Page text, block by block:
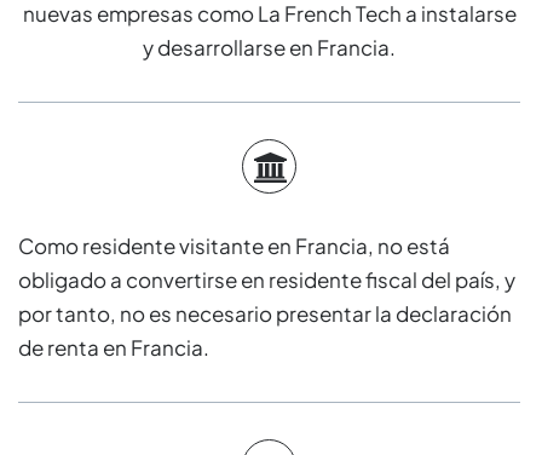
nuevas empresas como La French Tech a instalarse
y desarrollarse en Francia.
Como residente visitante en Francia, no está
obligado a convertirse en residente fiscal del país, y
por tanto, no es necesario presentar la declaración
de renta en Francia.